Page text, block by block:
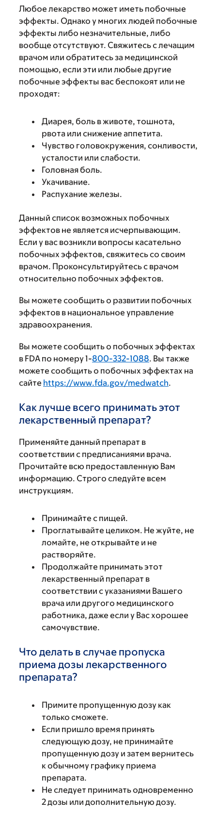
Любое лекарство может иметь побочные
эффекты. Однако у многих людей побочные
эффекты либо незначительные, либо
вообще отсутствуют. Свяжитесь с лечащим
врачом или обратитесь за медицинской
помощью, если эти или любые другие
побочные эффекты вас беспокоят или не
проходят:
Диарея, боль в животе, тошнота,
рвота или снижение аппетита.
Чувство головокружения, сонливости,
усталости или слабости.
Головная боль.
Укачивание.
Распухание железы.
Данный список возможных побочных
эффектов не является исчерпывающим.
Если у вас возникли вопросы касательно
побочных эффектов, свяжитесь со своим
врачом. Проконсультируйтесь с врачом
относительно побочных эффектов.
Вы можете сообщить о развитии побочных
эффектов в национальное управление
здравоохранения.
Вы можете сообщить о побочных эффектах
в FDA по номеру 1-800-332-1088. Вы также
можете сообщить о побочных эффектах на
сайте https://www.fda.gov/medwatch.
Как лучше всего принимать этот
лекарственный препарат?
Применяйте данный препарат в
соответствии с предписаниями врача.
Прочитайте всю предоставленную Вам
информацию. Строго следуйте всем
инструкциям.
Принимайте с пищей.
Проглатывайте целиком. Не жуйте, не
ломайте, не открывайте и не
растворяйте.
Продолжайте принимать этот
лекарственный препарат в
соответствии с указаниями Вашего
врача или другого медицинского
работника, даже если у Вас хорошее
самочувствие.
Что делать в случае пропуска
приема дозы лекарственного
препарата?
Примите пропущенную дозу как
только сможете.
Если пришло время принять
следующую дозу, не принимайте
пропущенную дозу и затем вернитесь
к обычному графику приема
препарата.
Не следует принимать одновременно
2 дозы или дополнительную дозу.